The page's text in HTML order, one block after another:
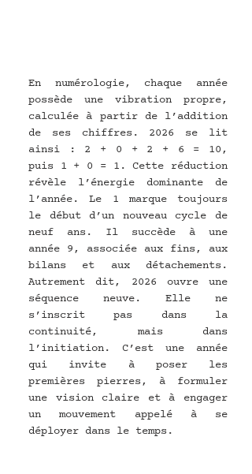
En numérologie, chaque année
possède une vibration propre,
calculée à partir de l’addition
de ses chiffres. 2026 se lit
ainsi : 2 + 0 + 2 + 6 = 10,
puis 1 + 0 = 1. Cette réduction
révèle l’énergie dominante de
l’année. Le 1 marque toujours
le début d’un nouveau cycle de
neuf ans. Il succède à une
année 9, associée aux fins, aux
bilans et aux détachements.
Autrement dit, 2026 ouvre une
séquence neuve. Elle ne
s’inscrit pas dans la
continuité, mais dans
l’initiation. C’est une année
qui invite à poser les
premières pierres, à formuler
une vision claire et à engager
un mouvement appelé à se
déployer dans le temps.